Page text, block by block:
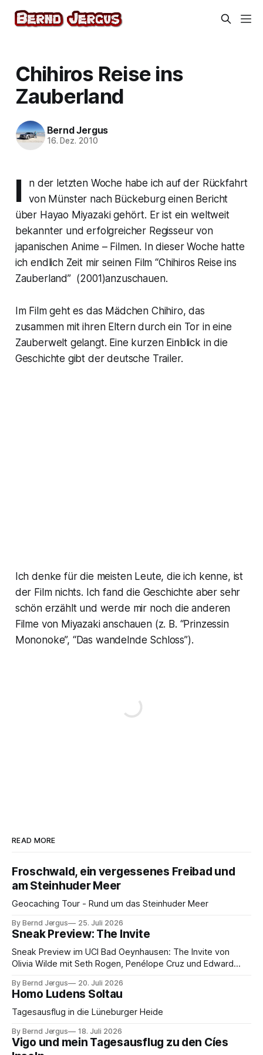
Chihiros Reise ins
Zauberland
Bernd Jergus
16. Dez. 2010
I
n der letzten Woche habe ich auf der Rückfahrt
von Münster nach Bückeburg einen Bericht
über Hayao Miyazaki gehört. Er ist ein weltweit
bekannter und erfolgreicher Regisseur von
japanischen Anime – Filmen. In dieser Woche hatte
ich endlich Zeit mir seinen Film “Chihiros Reise ins
Zauberland” (2001)anzuschauen.
Im Film geht es das Mädchen Chihiro, das
zusammen mit ihren Eltern durch ein Tor in eine
Zauberwelt gelangt. Eine kurzen Einblick in die
Geschichte gibt der deutsche Trailer.
Ich denke für die meisten Leute, die ich kenne, ist
der Film nichts. Ich fand die Geschichte aber sehr
schön erzählt und werde mir noch die anderen
Filme von Miyazaki anschauen (z. B. “Prinzessin
Mononoke”, “Das wandelnde Schloss”).
READ MORE
Froschwald, ein vergessenes Freibad und
am Steinhuder Meer
Geocaching Tour - Rund um das Steinhuder Meer
By Bernd Jergus 25. Juli 2026
Sneak Preview: The Invite
Sneak Preview im UCI Bad Oeynhausen: The Invite von
Olivia Wilde mit Seth Rogen, Penélope Cruz und Edward
By Bernd Jergus 20. Juli 2026
Homo Ludens Soltau
Tagesausflug in die Lüneburger Heide
By Bernd Jergus 18. Juli 2026
Vigo und mein Tagesausflug zu den Cíes